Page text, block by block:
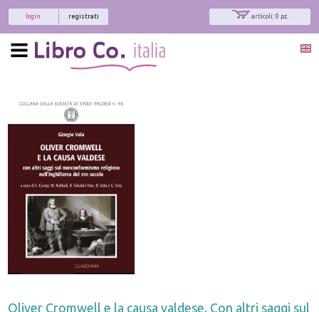
articoli: 0 pz.
registrati
login
Oliver Cromwell e la causa valdese. Con altri saggi sul